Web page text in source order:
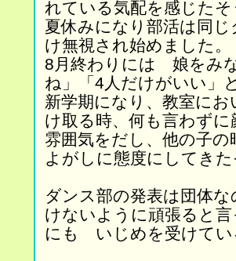
れている気配を感じた
夏休みになり部活は同
け無視され始めました。
8月終わりには 娘をみ
ね」「4人だけがいい」
新学期になり、教室に
け取る時、何も言わず
雰囲気をだし、他の子
よがしに態度にしてき
ダンス部の発表は団体
けないように頑張ると
にも いじめを受けてい